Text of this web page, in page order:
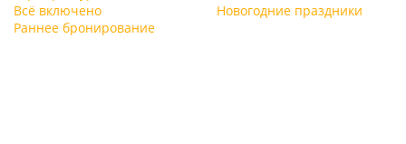
Всё включено
Новогодние праздники
Раннее бронирование